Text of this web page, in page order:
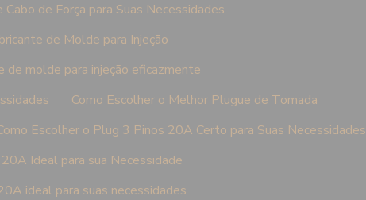
de Força para Suas Necessidades
de Molde para Injeção
de molde para injeção eficazmente
Como Escolher o Melhor Plugue de Tomada
Escolher o Plug 3 Pinos 20A Certo para Suas Necessidades
Ideal para sua Necessidade
ideal para suas necessidades